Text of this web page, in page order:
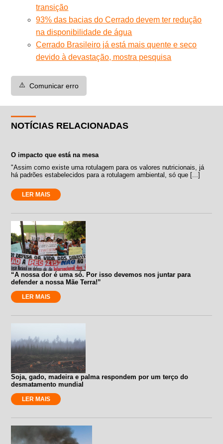
transição
93% das bacias do Cerrado devem ter redução
na disponibilidade de água
Cerrado Brasileiro já está mais quente e seco
devido à devastação, mostra pesquisa
⚠️ Comunicar erro
NOTÍCIAS RELACIONADAS
O impacto que está na mesa
"Assim como existe uma rotulagem para os valores nutricionais, já
há padrões estabelecidos para a rotulagem ambiental, só que [...]
LER MAIS
“A nossa dor é uma só. Por isso devemos nos juntar para
defender a nossa Mãe Terra!”
LER MAIS
Soja, gado, madeira e palma respondem por um terço do
desmatamento mundial
LER MAIS